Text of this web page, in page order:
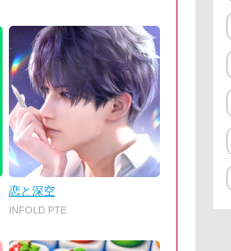
恋と深空
INFOLD PTE